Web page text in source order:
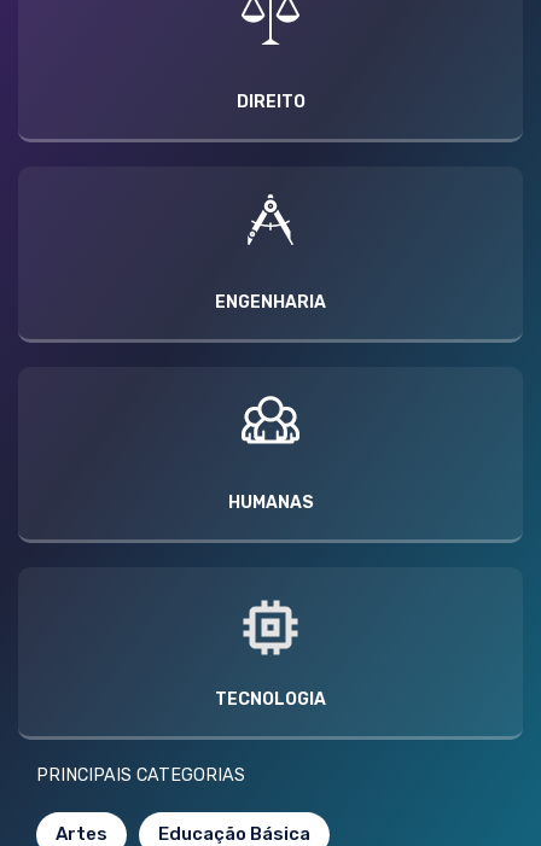
DIREITO
ENGENHARIA
HUMANAS
TECNOLOGIA
PRINCIPAIS CATEGORIAS
Artes Educação Básica